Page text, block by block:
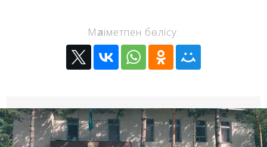
Мәліметпен бөлісу: